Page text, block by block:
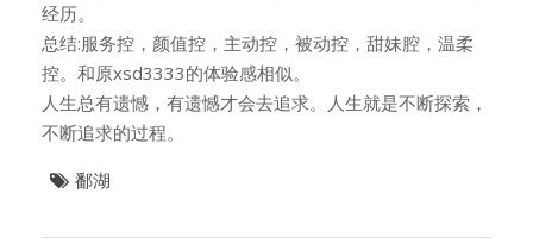
经历。
总结:服务控，颜值控，主动控，被动控，甜妹腔，温柔
控。和原xsd3333的体验感相似。
人生总有遗憾，有遗憾才会去追求。人生就是不断探索，
不断追求的过程。
鄱湖